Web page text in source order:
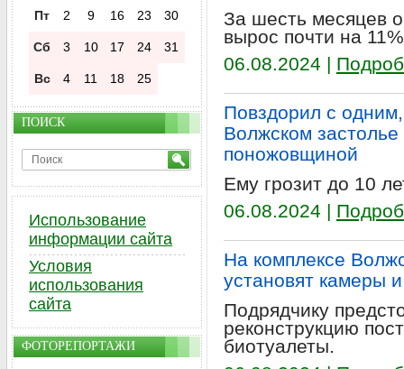
За шесть месяцев
вырос почти на
06.08.2024 |
Повздорил с
Волжском
поножовщиной
Ему грозит до 10
06.08.2024 |
На комплексе
установят камеры
Подрядчику
реконструкцию
биотуалеты.
Пт 2 9 16 23 30
Сб 3 10 17 24 31
Вс 4 11 18 25
ПОИСК
Использование
информации сайта
Условия
использования
сайта
ФОТОРЕПОРТАЖИ